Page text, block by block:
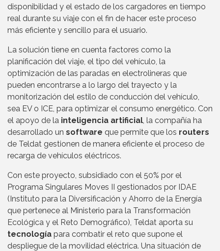
disponibilidad y el estado de los cargadores en tiempo
real durante su viaje con el fin de hacer este proceso
más eficiente y sencillo para el usuario.
La solución tiene en cuenta factores como la
planificación del viaje, el tipo del vehículo, la
optimización de las paradas en electrolineras que
pueden encontrarse a lo largo del trayecto y la
monitorización del estilo de conducción del vehículo,
sea EV o ICE, para optimizar el consumo energético. Con
el apoyo de la inteligencia artificial , la compañía ha
desarrollado un software que permite que los routers
de Teldat gestionen de manera eficiente el proceso de
recarga de vehículos eléctricos.
Con este proyecto, subsidiado con el 50% por el
Programa Singulares Moves II gestionados por IDAE
(Instituto para la Diversificación y Ahorro de la Energía
que pertenece al Ministerio para la Transformación
Ecológica y el Reto Demográfico), Teldat aporta su
tecnología para combatir el reto que supone el
despliegue de la movilidad eléctrica. Una situación de